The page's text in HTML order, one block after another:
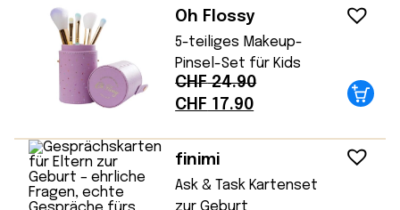
Oh Flossy
5-teiliges Makeup-
Pinsel-Set für Kids
CHF24.90
Ursprünglicher
CHF 24.90
CHF 17.90Aktueller
finimi
Ask & Task Kartenset
zur Geburt